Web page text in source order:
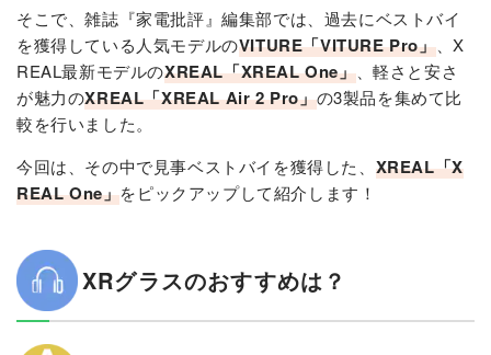
そこで、雑誌『家電批評』編集部では、過去にベストバイ
を獲得している人気モデルのVITURE「VITURE Pro」、X
REAL最新モデルのXREAL「XREAL One」、軽さと安さ
が魅力のXREAL「XREAL Air 2 Pro」の3製品を集めて比
較を行いました。
今回は、その中で見事ベストバイを獲得した、 XREAL「X
REAL One」をピックアップして紹介します！
XRグラスのおすすめは？